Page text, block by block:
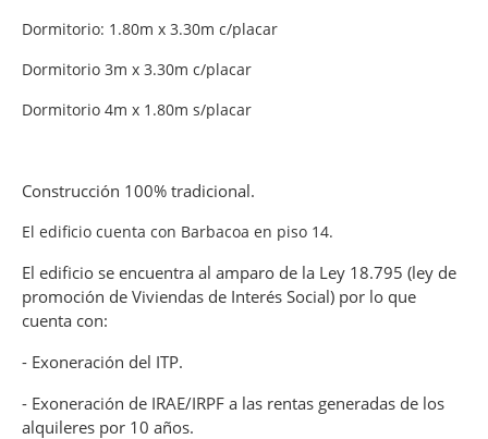
Dormitorio: 1.80m x 3.30m c/placar
Dormitorio 3m x 3.30m c/placar
Dormitorio 4m x 1.80m s/placar
Construcción 100% tradicional.
El edificio cuenta con Barbacoa en piso 14.
El edificio se encuentra al amparo de la Ley 18.795 (ley de
promoción de Viviendas de Interés Social) por lo que
cuenta con:
- Exoneración del ITP.
- Exoneración de IRAE/IRPF a las rentas generadas de los
alquileres por 10 años.